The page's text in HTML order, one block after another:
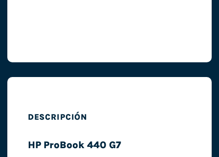
DESCRIPCIÓN
HP ProBook 440 G7